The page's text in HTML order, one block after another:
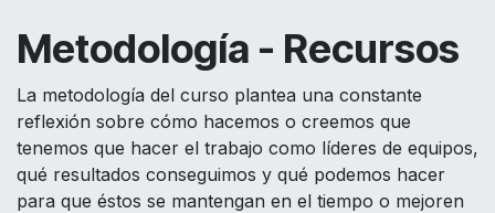
Metodología - Recursos
La metodología del curso plantea una constante
reflexión sobre cómo hacemos o creemos que
tenemos que hacer el trabajo como líderes de equipos,
qué resultados conseguimos y qué podemos hacer
para que éstos se mantengan en el tiempo o mejoren